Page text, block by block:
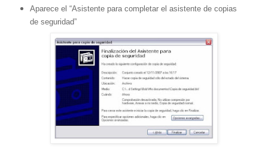
Aparece el “Asistente para completar el asistente de copias
de seguridad”